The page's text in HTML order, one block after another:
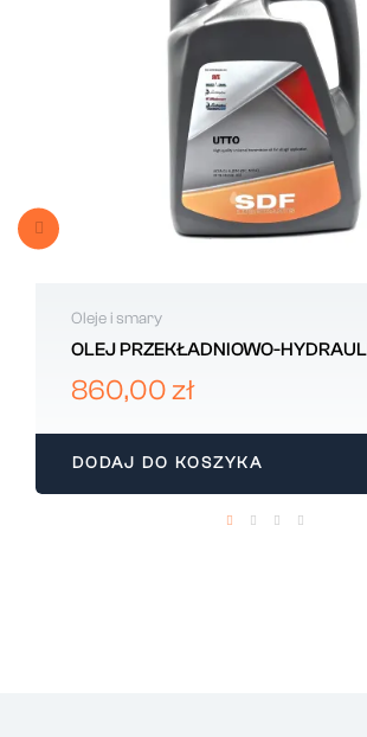
Oleje i smary
OLEJ PRZEKŁADNIOWO-
DEUTZ-FAHR SDF UTTO 20L
860,00 zł
DODAJ DO KOSZYKA